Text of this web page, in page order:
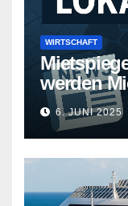
WIRTSCHAFT
werden
teurer
6. JUNI 2025